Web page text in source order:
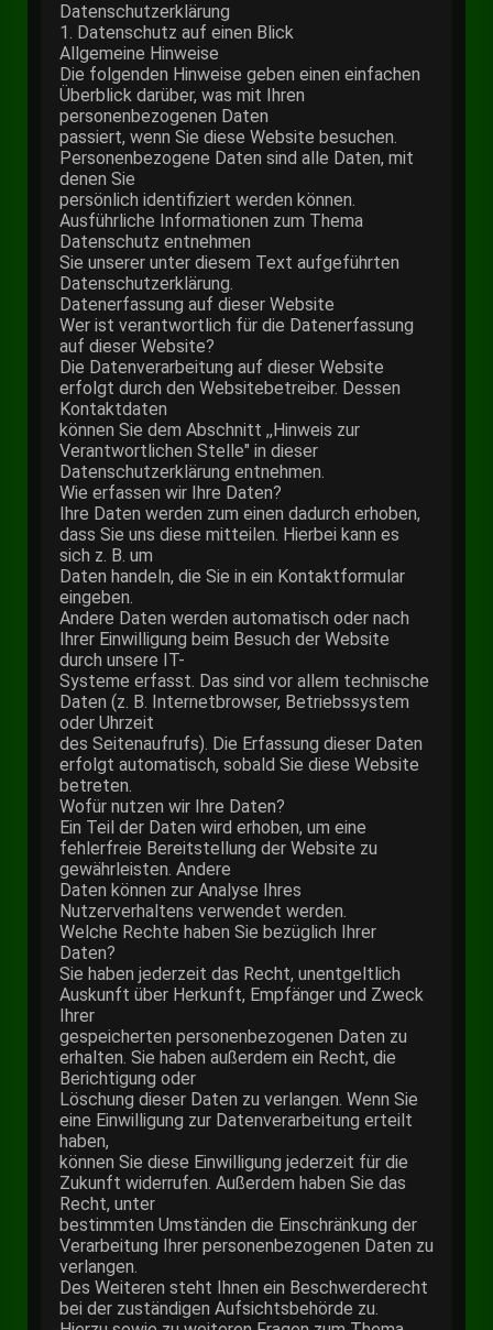
Datenschutzerklärung
1. Datenschutz auf einen Blick
Allgemeine Hinweise
Die folgenden Hinweise geben einen einfachen
Überblick darüber, was mit Ihren
personenbezogenen Daten
passiert, wenn Sie diese Website besuchen.
Personenbezogene Daten sind alle Daten, mit
denen Sie
persönlich identifiziert werden können.
Ausführliche Informationen zum Thema
Datenschutz entnehmen
Sie unserer unter diesem Text aufgeführten
Datenschutzerklärung.
Datenerfassung auf dieser Website
Wer ist verantwortlich für die Datenerfassung
auf dieser Website?
Die Datenverarbeitung auf dieser Website
erfolgt durch den Websitebetreiber. Dessen
Kontaktdaten
können Sie dem Abschnitt ,,Hinweis zur
Verantwortlichen Stelle" in dieser
Datenschutzerklärung entnehmen.
Wie erfassen wir Ihre Daten?
Ihre Daten werden zum einen dadurch erhoben,
dass Sie uns diese mitteilen. Hierbei kann es
sich z. B. um
Daten handeln, die Sie in ein Kontaktformular
eingeben.
Andere Daten werden automatisch oder nach
Ihrer Einwilligung beim Besuch der Website
durch unsere IT-
Systeme erfasst. Das sind vor allem technische
Daten (z. B. Internetbrowser, Betriebssystem
oder Uhrzeit
des Seitenaufrufs). Die Erfassung dieser Daten
erfolgt automatisch, sobald Sie diese Website
betreten.
Wofür nutzen wir Ihre Daten?
Ein Teil der Daten wird erhoben, um eine
fehlerfreie Bereitstellung der Website zu
gewährleisten. Andere
Daten können zur Analyse Ihres
Nutzerverhaltens verwendet werden.
Welche Rechte haben Sie bezüglich Ihrer
Daten?
Sie haben jederzeit das Recht, unentgeltlich
Auskunft über Herkunft, Empfänger und Zweck
Ihrer
gespeicherten personenbezogenen Daten zu
erhalten. Sie haben außerdem ein Recht, die
Berichtigung oder
Löschung dieser Daten zu verlangen. Wenn Sie
eine Einwilligung zur Datenverarbeitung erteilt
haben,
können Sie diese Einwilligung jederzeit für die
Zukunft widerrufen. Außerdem haben Sie das
Recht, unter
bestimmten Umständen die Einschränkung der
Verarbeitung Ihrer personenbezogenen Daten zu
verlangen.
Des Weiteren steht Ihnen ein Beschwerderecht
bei der zuständigen Aufsichtsbehörde zu.